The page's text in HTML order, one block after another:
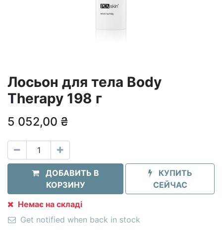
Лосьон для тела Body
Therapy 198 г
5 052,00 ₴
ДОБАВИТЬ В
КОРЗИНУ
КУПИТЬ
СЕЙЧАС
Немає на складі
Get notified when back in stock